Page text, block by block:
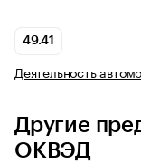
49.41
Деятельность
Другие
ОКВЭД